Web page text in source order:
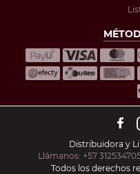
Distribuidora y
Llámanos: +57
Todos los derechos